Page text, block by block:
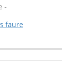
-
faure